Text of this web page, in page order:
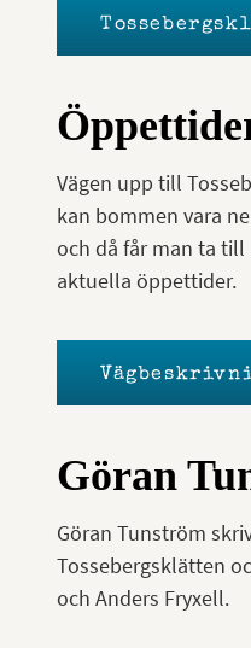
Vägen upp till
kan bommen vara
och då får man ta till
aktuella öppettider.
Göran
Göran Tunström
Tossebergsklätten
och Anders Fryxell.